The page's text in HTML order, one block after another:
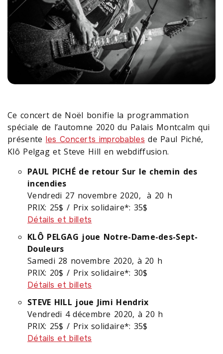
Ce concert de Noël bonifie la programmation
spéciale de l’automne 2020 du Palais Montcalm qui
présente les Concerts improbables de Paul Piché,
Klô Pelgag et Steve Hill en webdiffusion.
PAUL PICHÉ de retour Sur le chemin des
incendies
Vendredi 27 novembre 2020, à 20 h
PRIX: 25$ / Prix solidaire*: 35$
Détails et billets
KLÔ PELGAG joue Notre-Dame-des-Sept-
Douleurs
Samedi 28 novembre 2020, à 20 h
PRIX: 20$ / Prix solidaire*: 30$
Détails et billets
STEVE HILL joue Jimi Hendrix
Vendredi 4 décembre 2020, à 20 h
PRIX: 25$ / Prix solidaire*: 35$
Détails et billets